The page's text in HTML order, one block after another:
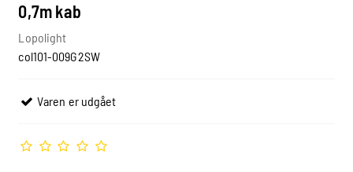
0,7m kab
Lopolight
col101-009G2SW
Varen er udgået